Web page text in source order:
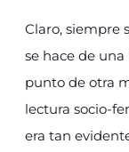
Claro, siempre
se hace de
punto de otra
lectura socio-
era tan